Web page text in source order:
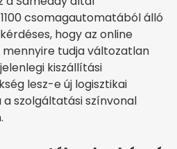
csomagautomatából álló
hogy az online
tudja változatlan
kiszállítási
lesz-e új logisztikai
szolgáltatási színvonal